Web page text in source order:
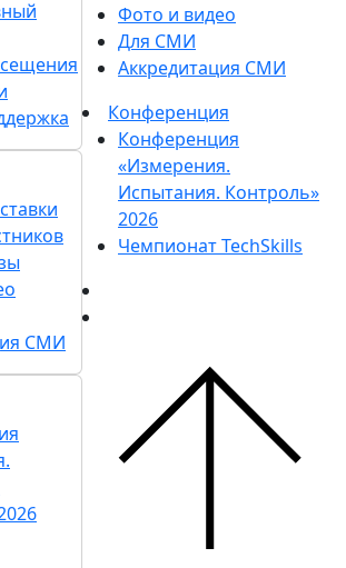
СМИ
Фото и видео
Для СМИ
Аккредитация СМИ
Конференция
Конференция
«Измерения.
Испытания. Контроль»
2026
Чемпионат TechSkills